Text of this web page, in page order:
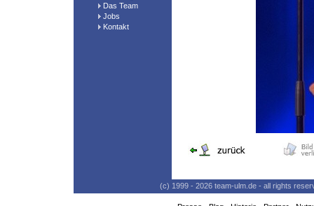
Das Team
Jobs
Kontakt
(c) 1999 - 2026 team-ulm.de - all rights